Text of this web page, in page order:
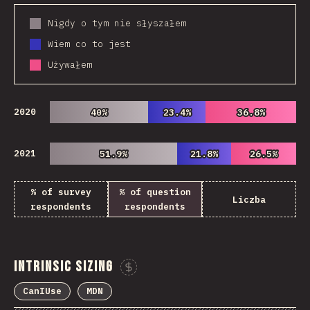
Nigdy o tym nie słyszałem
Wiem co to jest
Używałem
2020 40%
40% 23.4%
23.4% 36.8%
36.8%
2021 51.9%
51.9% 21.8%
21.8% 26.5%
26.5%
% of survey
respondents
% of question
respondents
Liczba
Intrinsic Sizing
CanIUse MDN